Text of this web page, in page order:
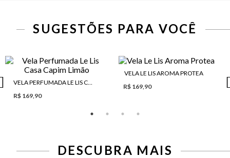
SUGESTÕES PARA VOCÊ
VELA PERFUMADA LE LIS CASA CAPIM LIMÃO
R$ 169,90
VELA LE LIS AROMA PROTEA
R$ 169,90
DESCUBRA MAIS